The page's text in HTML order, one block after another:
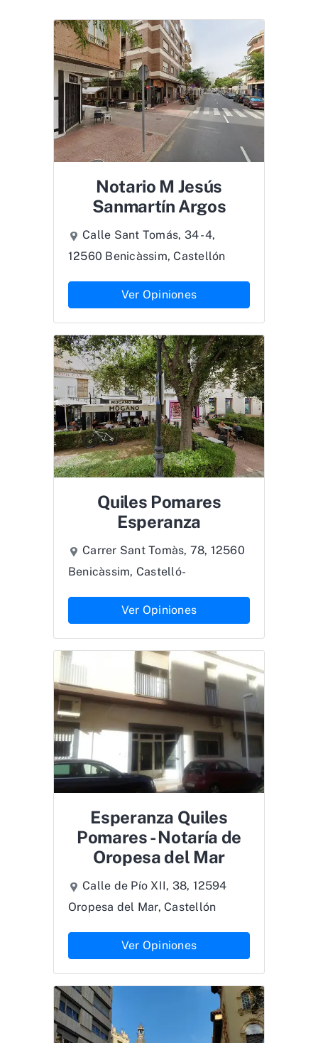
Notario M Jesús
Sanmartín Argos
Calle Sant Tomás, 34 -4,
12560 Benicàssim, Castellón
Ver Opiniones
Quiles Pomares
Esperanza
Carrer Sant Tomàs, 78, 12560
Benicàssim, Castelló-
Ver Opiniones
Esperanza Quiles
Pomares - Notaría de
Oropesa del Mar
Calle de Pío XII, 38, 12594
Oropesa del Mar, Castellón
Ver Opiniones